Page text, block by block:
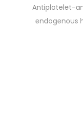
s
t
Antiplatelet-
endogenous